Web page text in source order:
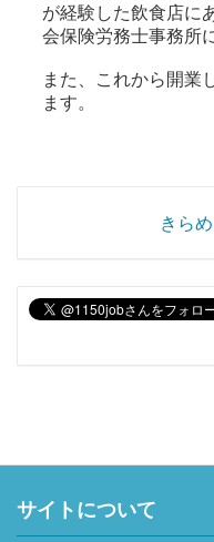
が経験した飲食店に
会保険労務士事務所
また、これから開業
ます。
きら
サイトについて